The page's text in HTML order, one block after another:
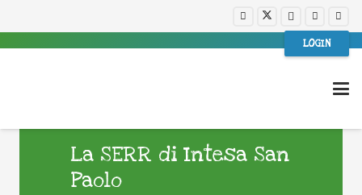
LOGIN
La SERR di Intesa San
Paolo